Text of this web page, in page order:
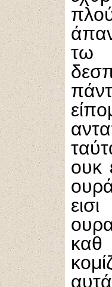
τω
ουκ
καθ
αυτά